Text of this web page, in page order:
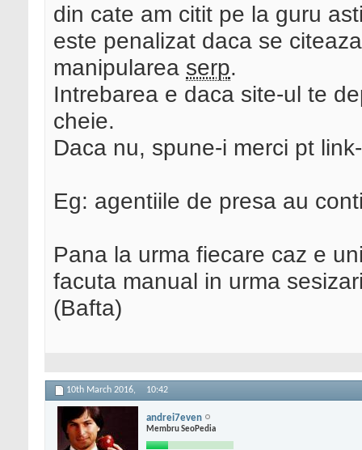
din cate am citit pe la guru
este penalizat daca se
manipularea serp.
Intrebarea e daca site-ul te
cheie.
Daca nu, spune-i merci pt
Eg: agentiile de presa au
Pana la urma fiecare caz e
facuta manual in urma
(Bafta)
10th March 2016, 10:42
andrei7even
Membru SeoPedia